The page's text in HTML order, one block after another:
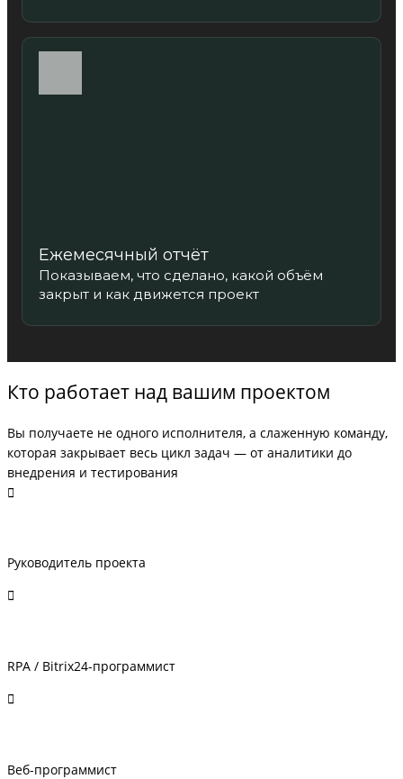
Ежемесячный отчёт
Показываем, что сделано, какой объём
закрыт и как движется проект
Кто работает над вашим проектом
Вы получаете не одного исполнителя, а слаженную команду,
которая закрывает весь цикл задач — от аналитики до
внедрения и тестирования
Руководитель проекта
RPA / Bitrix24-программист
Веб-программист